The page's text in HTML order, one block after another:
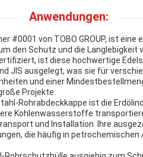
Anwendungen:
#0001 von TOBO GROUP, ist eine
den Schutz und die Langlebigkeit
ist diese hochwertige
JIS ausgelegt, was sie für
und einer
Projekte.
Rohrabdeckkappe ist die
Kohlenwasserstoffe
und Installation. Ihre
die häufig in